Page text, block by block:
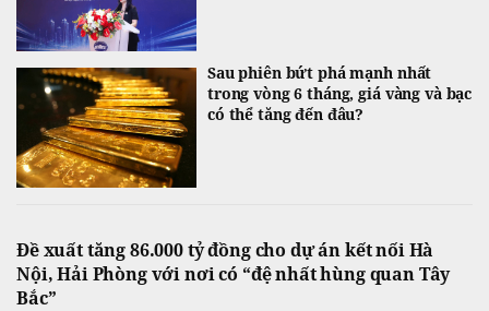
Sau phiên bứt phá mạnh nhất
trong vòng 6 tháng, giá vàng và bạc
có thể tăng đến đâu?
Đề xuất tăng 86.000 tỷ đồng cho dự án kết nối Hà
Nội, Hải Phòng với nơi có “đệ nhất hùng quan Tây
Bắc”